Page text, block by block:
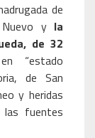
de
y la
de 32
“estado
de San
y heridas
las fuentes